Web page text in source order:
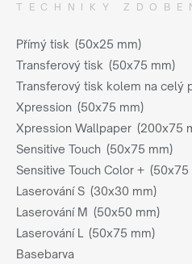
TECHNIKY
Přímý tisk (50x25 mm)
Transferový tisk (50x75 mm)
Transferový tisk kolem na celý
Xpression (50x75 mm)
Xpression Wallpaper (200x75
Sensitive Touch (50x75 mm)
Sensitive Touch Color + (50x75
Laserování S (30x30 mm)
Laserování M (50x50 mm)
Laserování L (50x75 mm)
Basebarva